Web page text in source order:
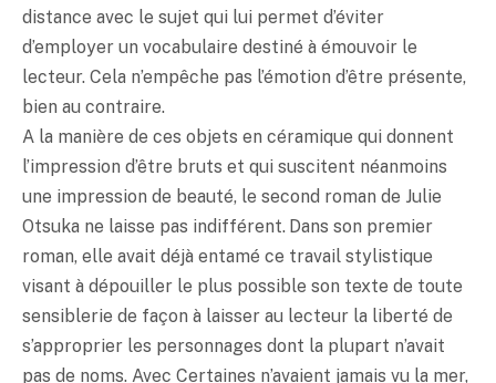
distance avec le sujet qui lui permet d’éviter
d’employer un vocabulaire destiné à émouvoir le
lecteur. Cela n’empêche pas l’émotion d’être présente,
bien au contraire.
A la manière de ces objets en céramique qui donnent
l’impression d’être bruts et qui suscitent néanmoins
une impression de beauté, le second roman de Julie
Otsuka ne laisse pas indifférent. Dans son premier
roman, elle avait déjà entamé ce travail stylistique
visant à dépouiller le plus possible son texte de toute
sensiblerie de façon à laisser au lecteur la liberté de
s’approprier les personnages dont la plupart n’avait
pas de noms. Avec Certaines n’avaient jamais vu la mer,